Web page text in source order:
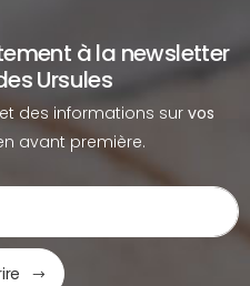
à la newsletter
Ursules
des informations sur vos
avant première.